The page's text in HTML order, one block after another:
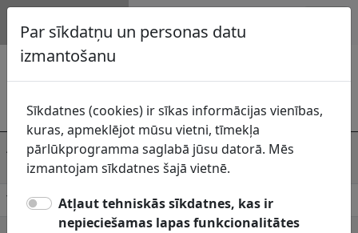
Topogrāfija.lv
Ikšķiles māja, SIA
uzturētājs
Ikšķiles māja, SIA
Adrese
Peldu iela 22, Ikšķile, Ogres nov., LV-
5052
Telefons
65030316
Par sīkdatņu un personas datu
izmantošanu
Sīkdatnes (cookies) ir sīkas informācijas vienības,
kuras, apmeklējot mūsu vietni, tīmekļa
pārlūkprogramma saglabā jūsu datorā. Mēs
izmantojam sīkdatnes šajā vietnē.
Atļaut tehniskās sīkdatnes, kas ir
nepieciešamas lapas funkcionalitātes